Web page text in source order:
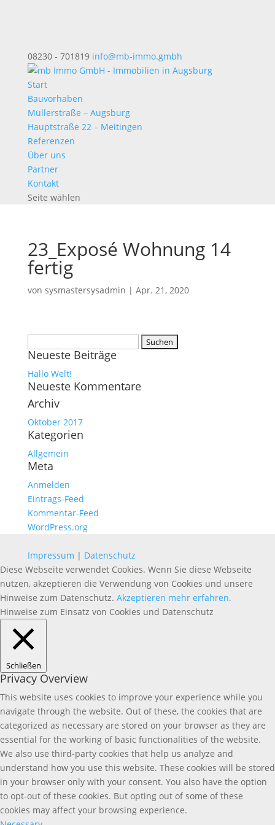
08230 - 701819 info@mb-immo.gmbh
Start
Bauvorhaben
Müllerstraße – Augsburg
Hauptstraße 22 – Meitingen
Referenzen
Über uns
Partner
Kontakt
Seite wählen
23_Exposé Wohnung 14
fertig
von sysmastersysadmin | Apr. 21, 2020
nach:
Neueste Beiträge
Hallo Welt!
Neueste Kommentare
Archiv
Oktober 2017
Kategorien
Allgemein
Meta
Anmelden
Eintrags-Feed
Kommentar-Feed
WordPress.org
Impressum | Datenschutz
Diese Webseite verwendet Cookies. Wenn Sie diese Webseite
nutzen, akzeptieren die Verwendung von Cookies und unsere
Hinweise zum Datenschutz. Akzeptieren mehr erfahren.
Hinweise zum Einsatz von Cookies und Datenschutz
Schließen
Privacy Overview
This website uses cookies to improve your experience while you
navigate through the website. Out of these, the cookies that are
categorized as necessary are stored on your browser as they are
essential for the working of basic functionalities of the website.
We also use third-party cookies that help us analyze and
understand how you use this website. These cookies will be stored
in your browser only with your consent. You also have the option
to opt-out of these cookies. But opting out of some of these
cookies may affect your browsing experience.